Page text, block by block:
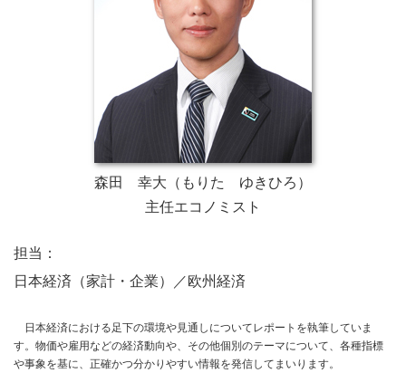
森田 幸大（もりた ゆきひろ）
主任エコノミスト
担当：
日本経済（家計・企業）／欧州経済
日本経済における足下の環境や見通しについてレポートを執筆していま
す。物価や雇用などの経済動向や、その他個別のテーマについて、各種指標
や事象を基に、正確かつ分かりやすい情報を発信してまいります。